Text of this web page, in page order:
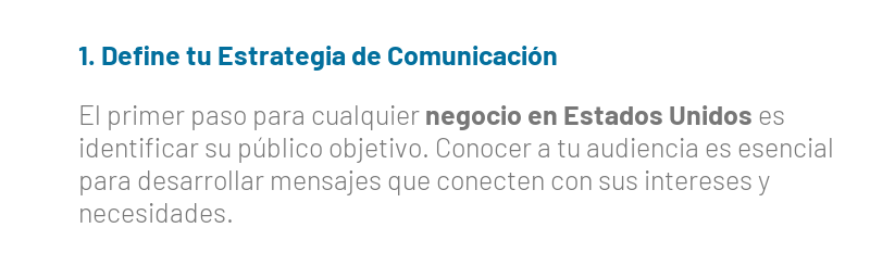
1. Define tu Estrategia de Comunicación
El primer paso para cualquier negocio en Estados Unidos es
identificar su público objetivo. Conocer a tu audiencia es esencial
para desarrollar mensajes que conecten con sus intereses y
necesidades.